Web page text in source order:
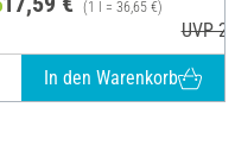
(1 l = 36,65 €)
UVP
In den Warenkorb